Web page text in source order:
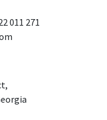
011 271